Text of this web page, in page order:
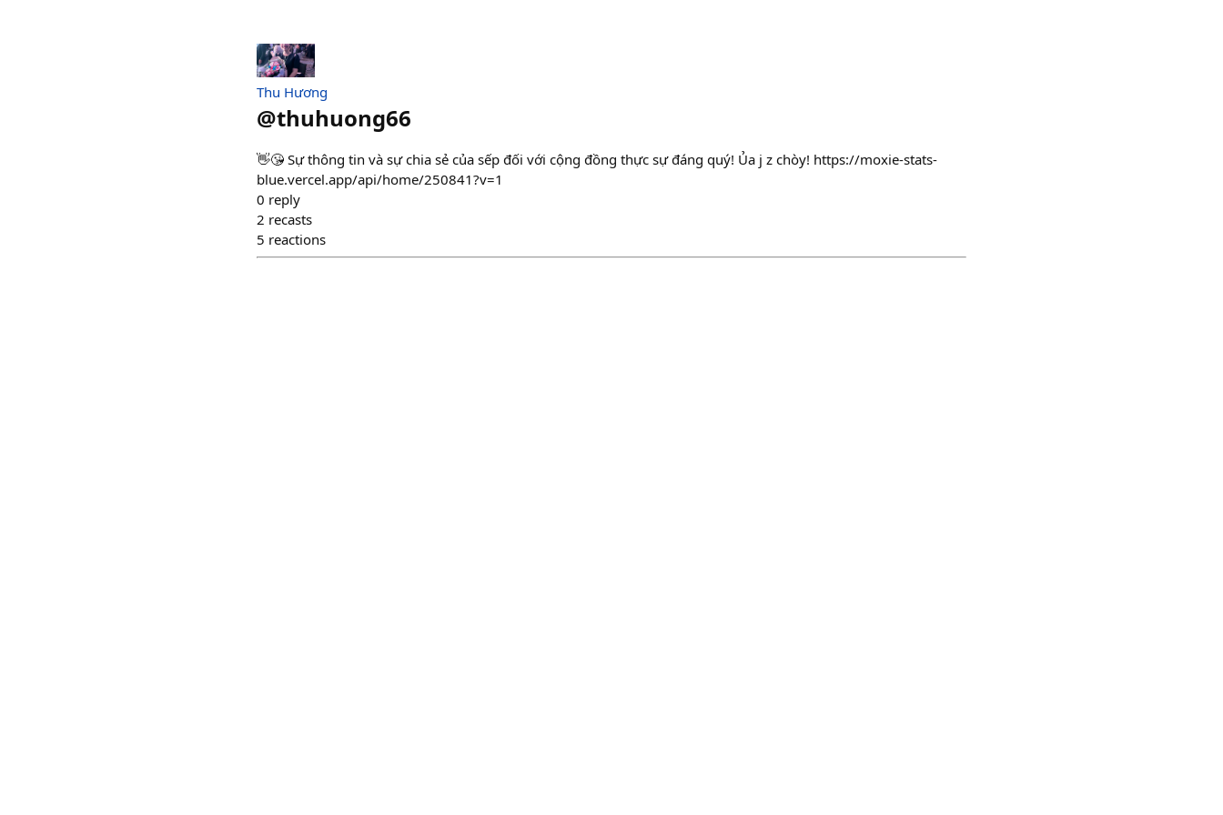
Thu Hương
@thuhuong66
👋😘 Sự thông tin và sự chia sẻ của sếp đối với cộng đồng thực sự đáng quý! Ủa j z chòy! https://moxie-stats-
blue.vercel.app/api/home/250841?v=1
0 reply
2 recasts
5 reactions